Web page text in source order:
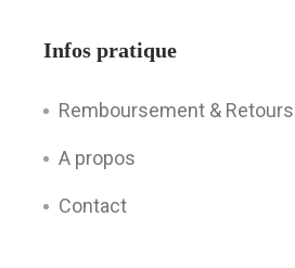
Infos pratique
Remboursement & Retours
A propos
Contact